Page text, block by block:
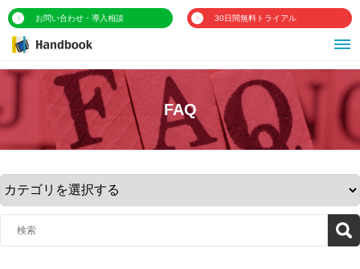
お問い合わせ・導入相談 30日間無料トライアル
FAQ